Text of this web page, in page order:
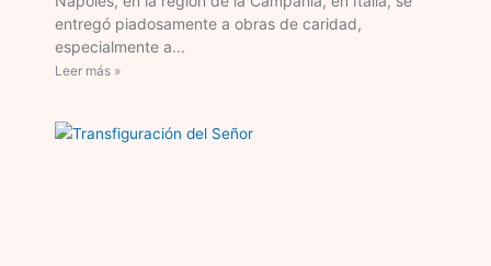
entregó piadosamente a obras de caridad,
especialmente a
Leer más »